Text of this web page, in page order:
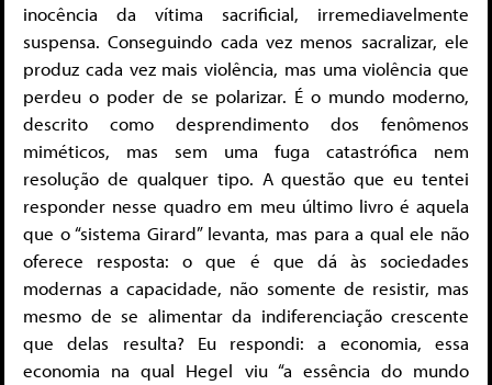
inocência da vítima sacrificial, irremediavelmente
suspensa. Conseguindo cada vez menos sacralizar, ele
produz cada vez mais violência, mas uma violência que
perdeu o poder de se polarizar. É o mundo moderno,
descrito como desprendimento dos fenômenos
miméticos, mas sem uma fuga catastrófica nem
resolução de qualquer tipo. A questão que eu tentei
responder nesse quadro em meu último livro é aquela
que o “sistema Girard” levanta, mas para a qual ele não
oferece resposta: o que é que dá às sociedades
modernas a capacidade, não somente de resistir, mas
mesmo de se alimentar da indiferenciação crescente
que delas resulta? Eu respondi: a economia, essa
economia na qual Hegel viu “a essência do mundo